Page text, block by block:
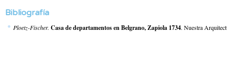
Bibliografía
Ploetz-Fischer. Casa de departamentos en Belgrano, Zapiola 1734. Nuestra